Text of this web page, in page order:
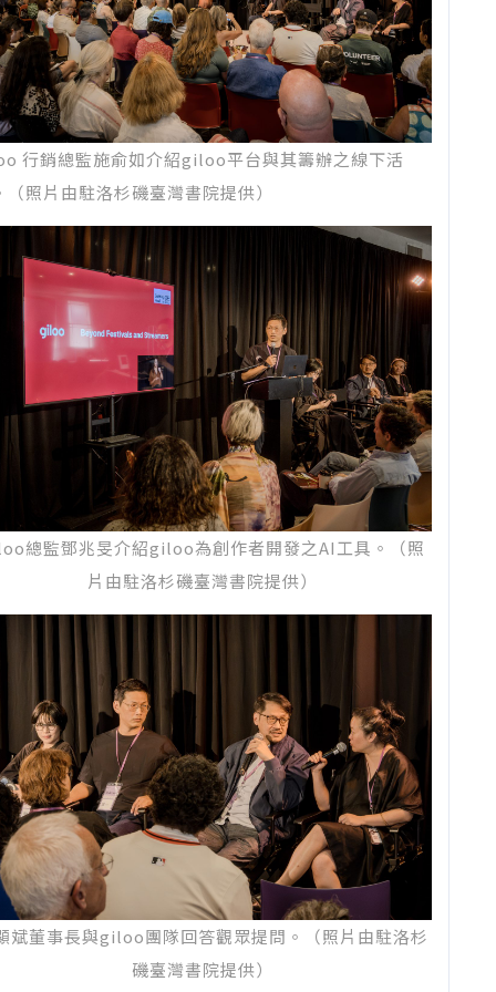
行銷總監施俞如介紹giloo平台與其籌辦之線下活
（照片由駐洛杉磯臺灣書院提供）
總監鄧兆旻介紹giloo為創作者開發之AI工具。（照
片由駐洛杉磯臺灣書院提供）
斌董事長與giloo團隊回答觀眾提問。（照片由駐洛杉
磯臺灣書院提供）